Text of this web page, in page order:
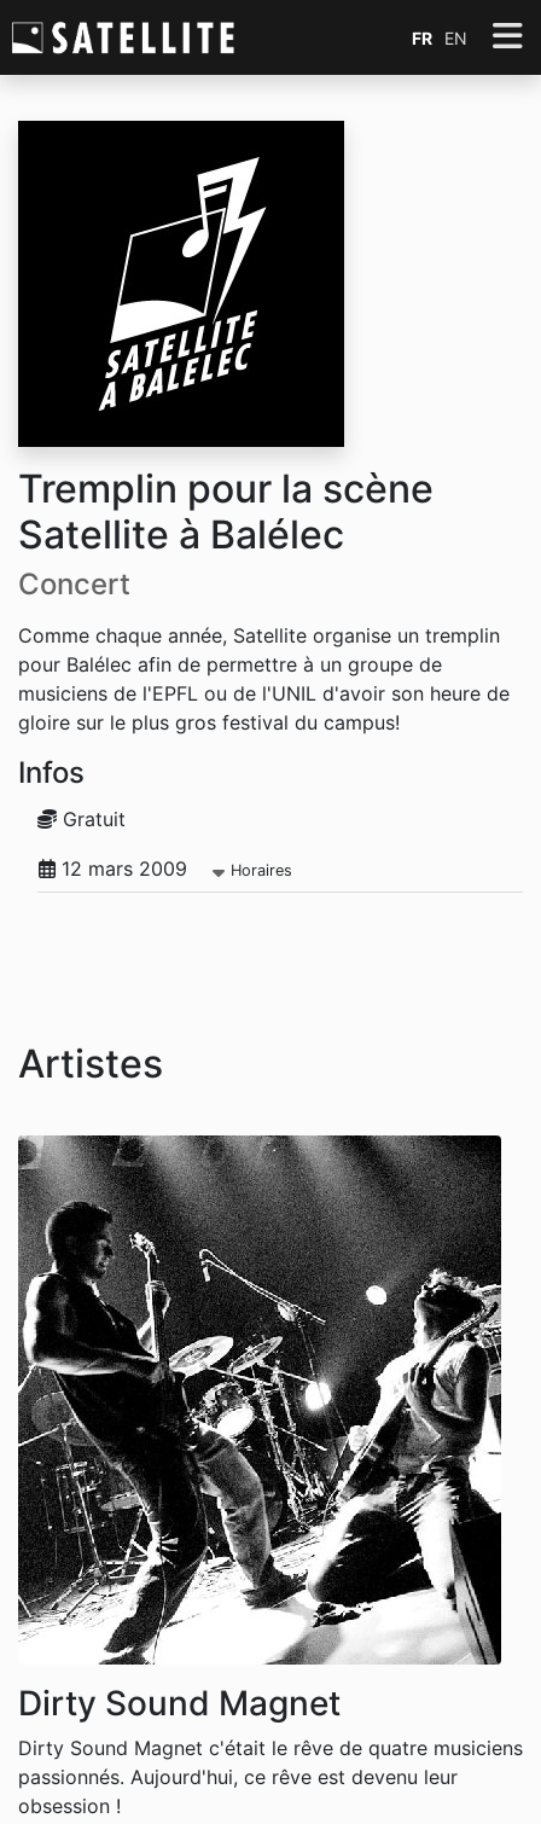
FR EN
Tremplin pour la scène
Satellite à Balélec
Concert
Comme chaque année, Satellite organise un tremplin
pour Balélec afin de permettre à un groupe de
musiciens de l'EPFL ou de l'UNIL d'avoir son heure de
gloire sur le plus gros festival du campus!
Infos
Gratuit
12 mars 2009 Horaires
Artistes
Dirty Sound Magnet
Dirty Sound Magnet c'était le rêve de quatre musiciens
passionnés. Aujourd'hui, ce rêve est devenu leur
obsession !